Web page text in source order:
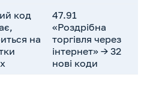
код
на
47.91
«Роздрібна
торгівля через
інтернет» → 32
нові коди